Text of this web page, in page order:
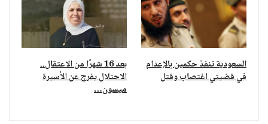
السعودية تنفذ حكمين بالإعدام
في قضيتي اغتصاب وقتل
بعد 16 شهرًا من الاعتقال..
الاحتلال يفرج عن الأسيرة
ميسون…